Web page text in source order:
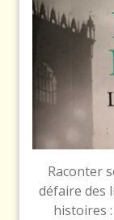
Raconter
défaire des
histoires